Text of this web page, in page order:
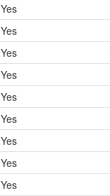
Yes
Yes
Yes
Yes
Yes
Yes
Yes
Yes
Yes